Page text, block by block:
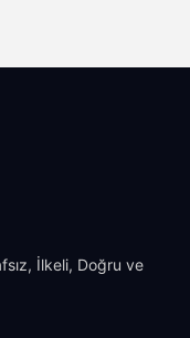
İlkeli, Doğru ve